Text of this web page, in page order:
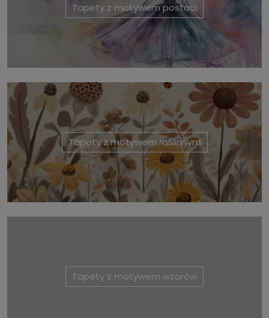
Tapety z motywem postaci
Tapety z motywem roślinnym
Tapety z motywem wzorów